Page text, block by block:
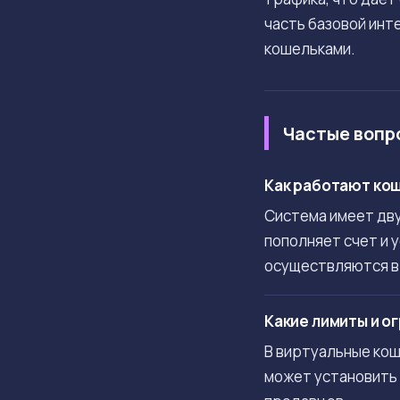
часть базовой
кошельками.
Частые
Как работают
Система имеет
пополняет счет и
осуществляются
Какие лимиты и
В виртуальные
может